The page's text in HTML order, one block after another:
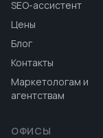
SEO-ассистент
Цены
Блог
Контакты
Маркетологам и
агентствам
ОФИСЫ